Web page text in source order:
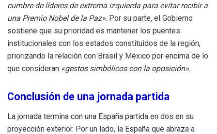
cumbre de líderes de extrema izquierda para evitar recibir a
una Premio Nobel de la Paz». Por su parte, el Gobierno
sostiene que su prioridad es mantener los puentes
institucionales con los estados constituidos de la región,
priorizando la relación con Brasil y México por encima de lo
que consideran «gestos simbólicos con la oposición».
Conclusión de una jornada partida
La jornada termina con una España partida en dos en su
proyección exterior. Por un lado, la España que abraza a